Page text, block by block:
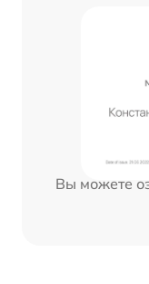
Вы можете